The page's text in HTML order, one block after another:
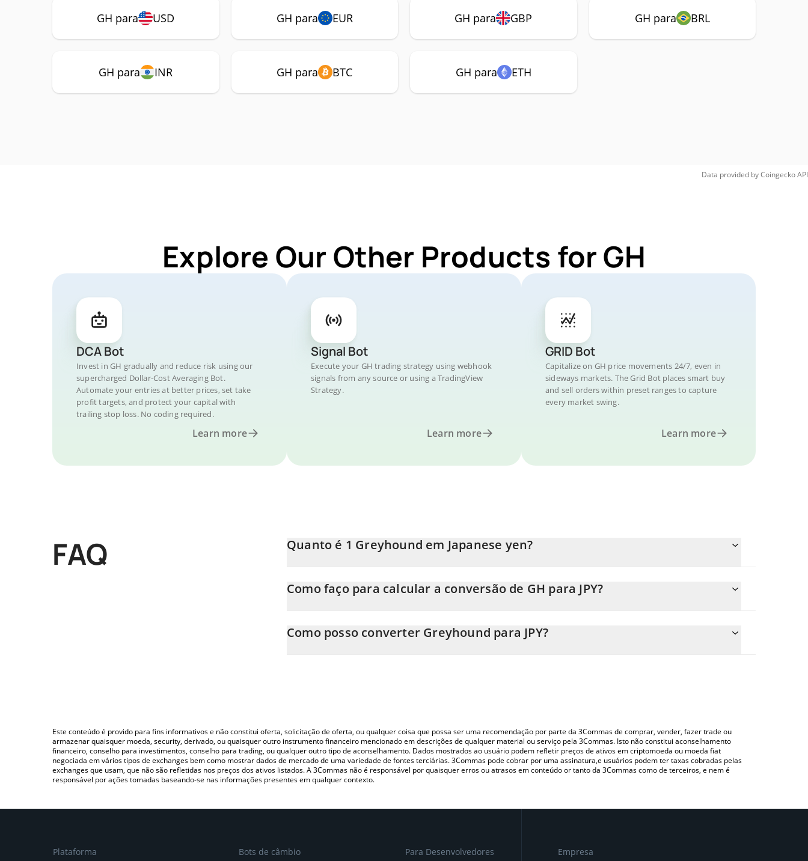
GH para USD GH para EUR GH para GBP GH para BRL
GH para INR GH para BTC GH para ETH
Data provided byCoingeckoAPI
Explore Our Other Products for GH
DCA Bot
Invest in GH gradually and reduce risk using our
supercharged Dollar-Cost Averaging Bot.
Automate your entries at better prices, set take
profit targets, and protect your capital with
trailing stop loss. No coding required.
Learn more
Signal Bot
Execute your GH trading strategy using webhook
signals from any source or using a TradingView
Strategy.
Learn more
GRID Bot
Capitalize on GH price movements 24/7, even in
sideways markets. The Grid Bot places smart buy
and sell orders within preset ranges to capture
every market swing.
Learn more
FAQ Quanto é 1 Greyhound em Japanese yen?
Neste momento, 1 Greyhound equivale a 0.01067806 JPY
Como faço para calcular a conversão de GH para JPY?
inserindo a quantidade de Greyhound no campo correspondente e converterá automaticamente o valor em Japanese
Como posso converter Greyhound para JPY?
Este conteúdo é provido para fins informativos e não constitui oferta, solicitação de oferta, ou qualquer coisa que possa ser uma recomendação por parte da 3Commas de comprar, vender, fazer trade ou
armazenar quaisquer moeda, security, derivado, ou quaisquer outro instrumento financeiro mencionado em descrições de qualquer material ou serviço pela 3Commas. Isto não constitui aconselhamento
financeiro, conselho para investimentos, conselho para trading, ou qualquer outro tipo de aconselhamento. Dados mostrados ao usuário podem refletir preços de ativos em criptomoeda ou moeda fiat
negociada em vários tipos de exchanges bem como mostrar dados de mercado de uma variedade de fontes terciárias. 3Commas pode cobrar por uma assinatura,e usuários podem ter taxas cobradas pelas
exchanges que usam, que não são refletidas nos preços dos ativos listados. A 3Commas não é responsável por quaisquer erros ou atrasos em conteúdo or tanto da 3Commas como de terceiros, e nem é
responsável por ações tomadas baseando-se nas informações presentes em qualquer contexto.
Plataforma Bots de câmbio Para Desenvolvedores Empresa